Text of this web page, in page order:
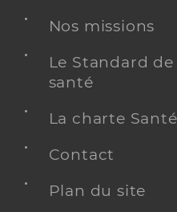
Nos missions
Le Standard
santé
La charte
Contact
Plan du site